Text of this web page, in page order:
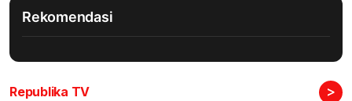
Rekomendasi
Republika TV >